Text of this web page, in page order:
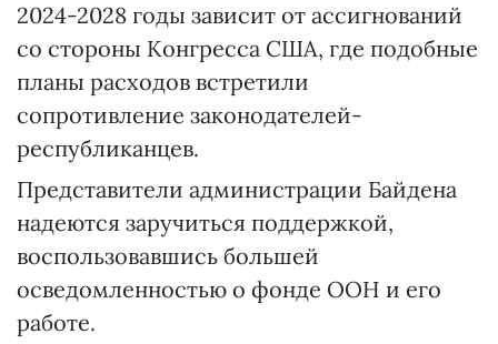
2024-2028 годы зависит от ассигнований
со стороны Конгресса США, где подобные
планы расходов встретили
сопротивление законодателей-
республиканцев.
Представители администрации Байдена
надеются заручиться поддержкой,
воспользовавшись большей
осведомленностью о фонде ООН и его
работе.